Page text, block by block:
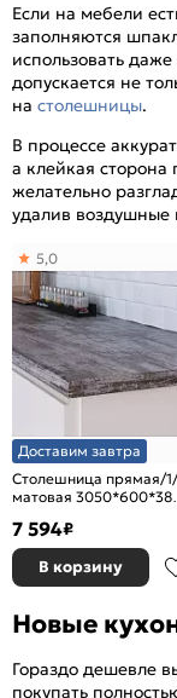
Если на мебели
заполняются
использовать
допускается не
на столешницы.
В процессе
а клейкая сторона
желательно
удалив воздушные
Доставим завтра
Столешница прямая/
матовая 3050*600*38
5,0
7 594₽
В корзину
Новые
Гораздо дешевле
покупать